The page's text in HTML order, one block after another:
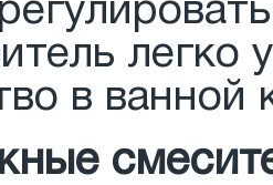
легко
в ванной